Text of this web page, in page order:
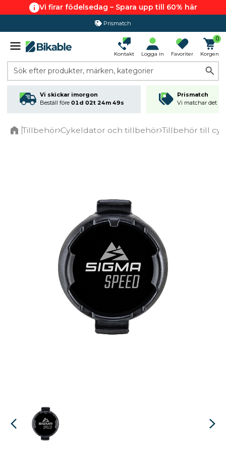
Vi firar födelsedag – Spara upp till 60% här
Prismatch
Kontakt Logga in Favoriter
0
Korgen
Sök efter produkter, märken, kategorier
Vi skickar imorgon
Beställ före 01d 02t 24m 49s
Prismatch
Vi matchar det
Tillbehör Cykeldator och tillbehör Tillbehör till